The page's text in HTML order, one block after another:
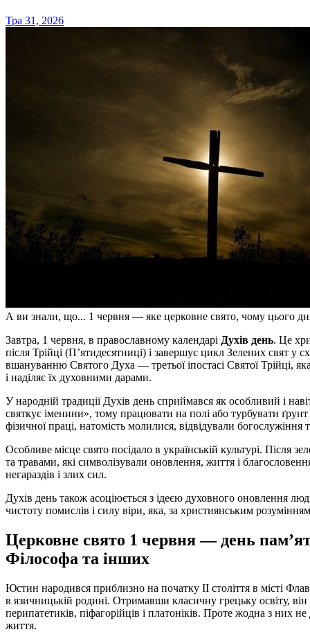
Тра 31, 2026
А ви знали, що... 1 червня — яке церковне свято, чому цього
Завтра, 1 червня, в православному календарі Духів день. Це
після Трійці (П’ятидесятниці) і завершує цикл Зелених свят у
вшануванню Святого Духа — третьої іпостасі Святої Трійці,
і наділяє їх духовними дарами.
У народній традиції Духів день сприймався як особливий і
святкує іменини», тому працювати на полі або турбувати
фізичної праці, натомість молилися, відвідували богослужіння
Особливе місце свято посідало в українській культурі. Після
та травами, які символізували оновлення, життя і
негараздів і злих сил.
Духів день також асоціюється з ідеєю духовного оновлення
чистоту помислів і силу віри, яка, за християнським
Церковне свято 1 червня — день
Філософа та інших
Юстин народився приблизно на початку II століття в місті
в язичницькій родині. Отримавши класичну грецьку освіту,
перипатетиків, піфагорійців і платоніків. Проте жодна з них
життя.